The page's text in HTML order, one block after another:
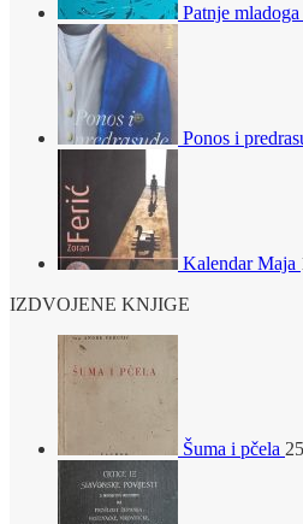
Patnje
Ponos i
Kalendar Maja
IZDVOJENE KNJIGE
Šuma i pčela